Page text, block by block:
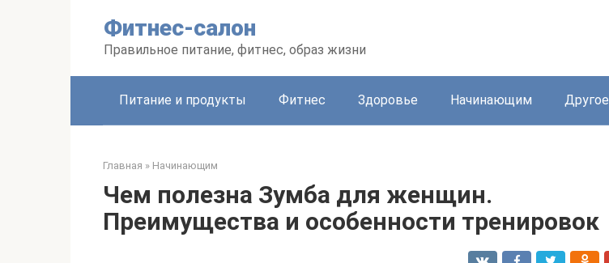
Фитнес-салон
Правильное питание, фитнес, образ жизни
Питание и продукты Фитнес Здоровье Начинающим Другое
Главная » Начинающим
Чем полезна Зумба для женщин.
Преимущества и особенности тренировок